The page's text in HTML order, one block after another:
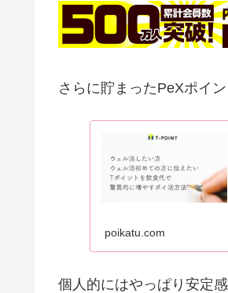
さらに貯まったPeXポイ
poikatu.com
個人的にはやっぱり安定